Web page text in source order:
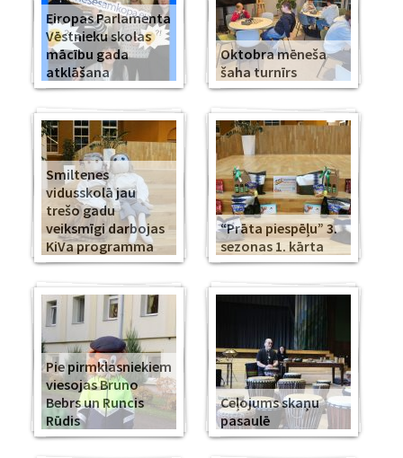
Eiropas Parlamenta
Vēstnieku skolas
mācību gada
atklāšana
Oktobra mēneša
šaha turnīrs
Smiltenes
vidusskolā jau
trešo gadu
veiksmīgi darbojas
KiVa programma
“Prāta piespēļu” 3.
sezonas 1. kārta
Pie pirmklasniekiem
viesojas Bruno
Bebrs un Runcis
Rūdis
Ceļojums skaņu
pasaulē